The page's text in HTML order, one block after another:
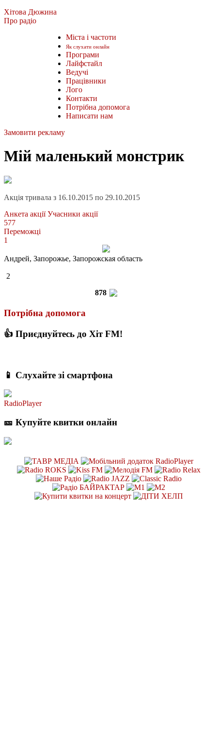
Хітова Дюжина
Про радіо
Міста і частоти
Як слухати онлайн
Програми
Лайфстайл
Ведучі
Працівники
Лого
Контакти
Потрібна допомога
Написати нам
Замовити рекламу
Мій маленький монстрик
Акція тривала з 16.10.2015 по 29.10.2015
Анкета акції Учасники акції
577
Переможці
1
Андрей, Запорожье, Запорожская область
2
878
Потрібна допомога
👍 Приєднуйтесь до Хіт FM!
📱 Слухайте зі смартфона
RadioPlayer
🎫 Купуйте квитки онлайн